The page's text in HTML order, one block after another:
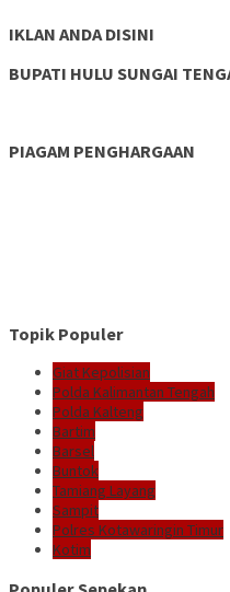
IKLAN ANDA DISINI
BUPATI HULU SUNGAI
PIAGAM PENGHARGAAN
Topik Populer
Giat Kepolisian
Polda Kalimantan Tengah
Polda Kalteng
Bartim
Barsel
Buntok
Tamiang Layang
Sampit
Polres Kotawaringin Timur
Kotim